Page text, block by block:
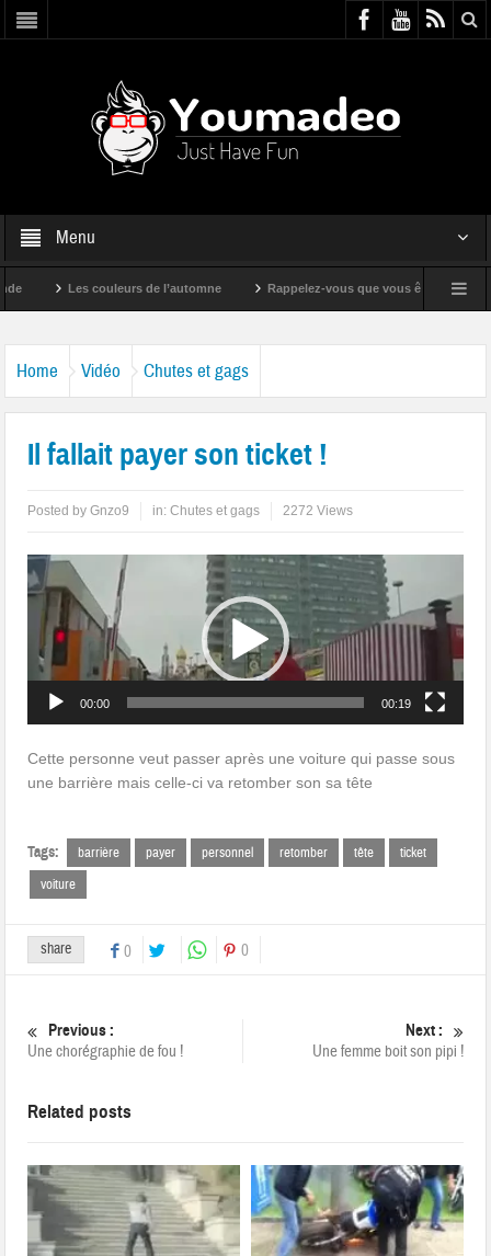
Menu
Les couleurs de l’automne Rappelez-vous que vous êtes super !
Home Vidéo Chutes et gags
Il fallait payer son ticket !
Posted byGnzo9 in:Chutes et gags 2272 Views
Lecteur
vidéo
00:00 00:19
Cette personne veut passer après une voiture qui passe sous
une barrière mais celle-ci va retomber son sa tête
Tags: barrière payer personnel retomber tête
ticket
voiture
share 0 0
Previous :
Une chorégraphie de fou !
Next :
Une femme boit son pipi !
Related posts